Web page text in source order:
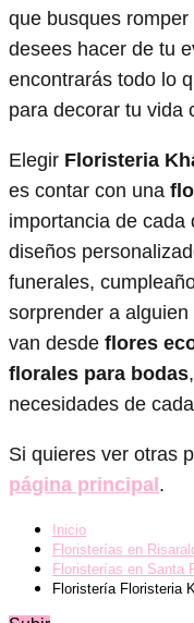
que busques
desees hacer de tu
encontrarás todo lo
para decorar tu vida
Elegir Floristeria
es contar con una
importancia de cada
diseños
funerales,
sorprender a
van desde flores
florales para bodas
necesidades de
Si quieres ver otras
página principal.
Inicio
Floristerías en
Floristerías en Santa
Floristería Floristeria